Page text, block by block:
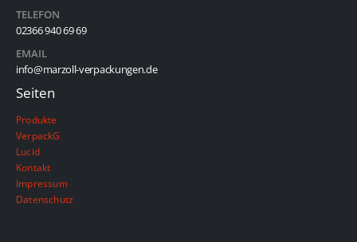
TELEFON
02366 940 69 69
EMAIL
info@marzoll-verpackungen.de
Seiten
Produkte
VerpackG
Lucid
Kontakt
Impressum
Datenschutz